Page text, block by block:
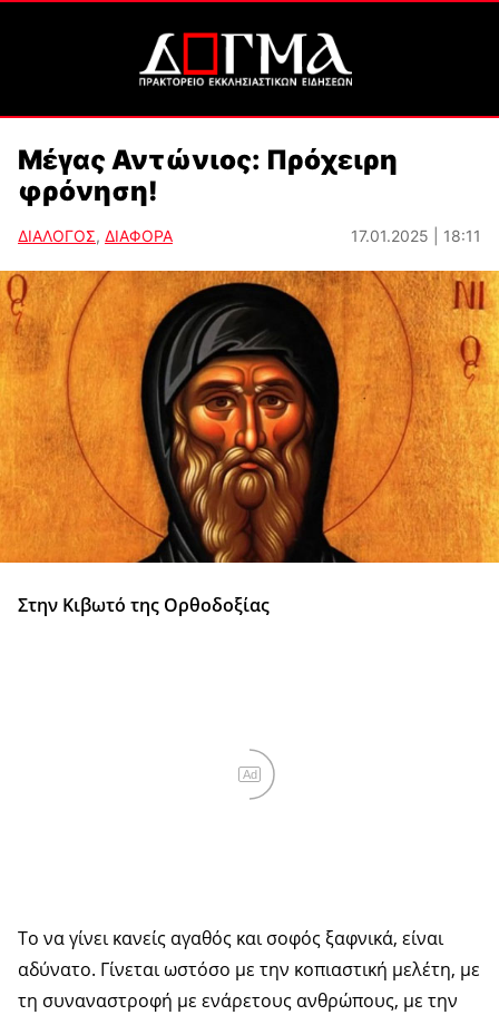
Μέγας Αντώνιος: Πρόχειρη
φρόνηση!
ΔΙΑΛΟΓΟΣ, ΔΙΑΦΟΡΑ 17.01.2025 | 18:11
Στην Κιβωτό της Ορθοδοξίας
Ad
Το να γίνει κανείς αγαθός και σοφός ξαφνικά, είναι
αδύνατο. Γίνεται ωστόσο με την κοπιαστική μελέτη, με
τη συναναστροφή με ενάρετους ανθρώπους, με την